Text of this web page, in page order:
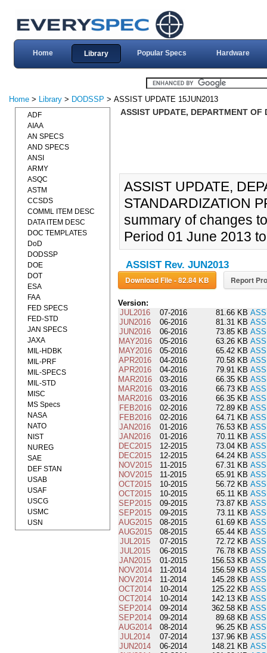
Home Library Popular Specs Hardware
Home > Library > DODSSP > ASSIST UPDATE 15JUN2013
ASSIST UPDATE, DEPARTMENT
ASSIST UPDATE,
STANDARDIZATION
summary of changes
Period 01 June 2013
ASSIST Rev. JUN2013
Download File - 82.84 KB Report
Version:
JUL2016
07-2016 81.66 KB
JUN2016
06-2016 81.31 KB
JUN2016
06-2016 73.85 KB
MAY2016
05-2016 63.26 KB
MAY2016
05-2016 65.42 KB
APR2016
04-2016 70.58 KB
APR2016
04-2016 79.91 KB
MAR2016
03-2016 66.35 KB
MAR2016
03-2016 66.73 KB
MAR2016
03-2016 66.35 KB
FEB2016
02-2016 72.89 KB
FEB2016
02-2016 64.71 KB
JAN2016
01-2016 76.53 KB
JAN2016
01-2016 70.11 KB
DEC2015
12-2015 73.04 KB
DEC2015
12-2015 64.24 KB
NOV2015
11-2015 67.31 KB
NOV2015
11-2015 65.91 KB
OCT2015
10-2015 56.72 KB
OCT2015
10-2015 65.11 KB
SEP2015
09-2015 73.87 KB
SEP2015
09-2015 73.11 KB
AUG2015
08-2015 61.69 KB
AUG2015
08-2015 65.44 KB
JUL2015
07-2015 72.72 KB
JUL2015
06-2015 76.78 KB
JAN2015
01-2015 156.53 KB
NOV2014
11-2014 156.59 KB
NOV2014
11-2014 145.28 KB
OCT2014
10-2014 125.22 KB
OCT2014
10-2014 142.13 KB
SEP2014
09-2014 362.58 KB
SEP2014
09-2014 89.68 KB
AUG2014
08-2014 96.25 KB
JUL2014
07-2014 137.96 KB
JUN2014
06-2014 148.21 KB
ADF
AIAA
AN SPECS
AND SPECS
ANSI
ARMY
ASQC
ASTM
CCSDS
COMML ITEM DESC
DATA ITEM DESC
DOC TEMPLATES
DoD
DODSSP
DOE
DOT
ESA
FAA
FED SPECS
FED-STD
JAN SPECS
JAXA
MIL-HDBK
MIL-PRF
MIL-SPECS
MIL-STD
MISC
MS Specs
NASA
NATO
NIST
NUREG
SAE
DEF STAN
USAB
USAF
USCG
USMC
USN